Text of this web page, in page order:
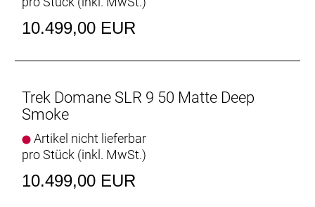
Raffinierte Integration
Das Domane mit seiner verborgenen
Zug-/Leitungsführung und der verborgenen
Geschlecht: Uni
Rahmen: 800 Series OCLV Carbon, IsoSpeed,
integriertes Staufach, konisches Steuerrohr, interne
Flat Mount-Scheibenbremsaufnahme, 142 x12 mm
10.499,00 EUR
Trek Domane SLR 9 50 Matte Deep
Smoke
Artikel nicht lieferbar
pro Stück (inkl. MwSt.)
10.499,00 EUR